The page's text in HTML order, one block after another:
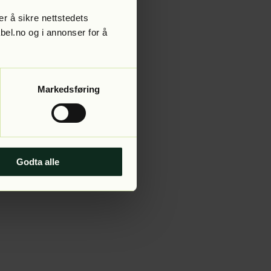
å sikre nettstedets
og i annonser for å
Markedsføring
Godta alle